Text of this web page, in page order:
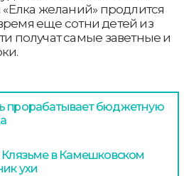
желаний» продлится
еще сотни детей из
получат самые заветные и
прорабатывает бюджетную
в Камешковском
ухи